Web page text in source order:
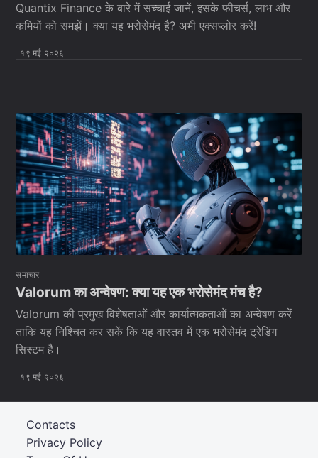
Quantix Finance के बारे में सच्चाई जानें, इसके फीचर्स, लाभ और
कमियों को समझें। क्या यह भरोसेमंद है? अभी एक्सप्लोर करें!
१९ मई २०२६
समाचार
Valorum का अन्वेषण: क्या यह एक भरोसेमंद मंच है?
Valorum की प्रमुख विशेषताओं और कार्यात्मकताओं का अन्वेषण करें
ताकि यह निश्चित कर सकें कि यह वास्तव में एक भरोसेमंद ट्रेडिंग
सिस्टम है।
१९ मई २०२६
Privacy Policy
Contacts